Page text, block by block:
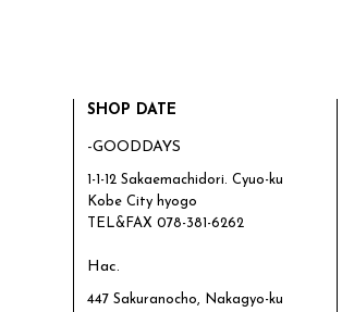
SHOP DATE
-GOODDAYS
1-1-12 Sakaemachidori. Cyuo-ku
Kobe City hyogo
TEL&FAX078-381-6262
Hac.
447 Sakuranocho, Nakagyo-ku